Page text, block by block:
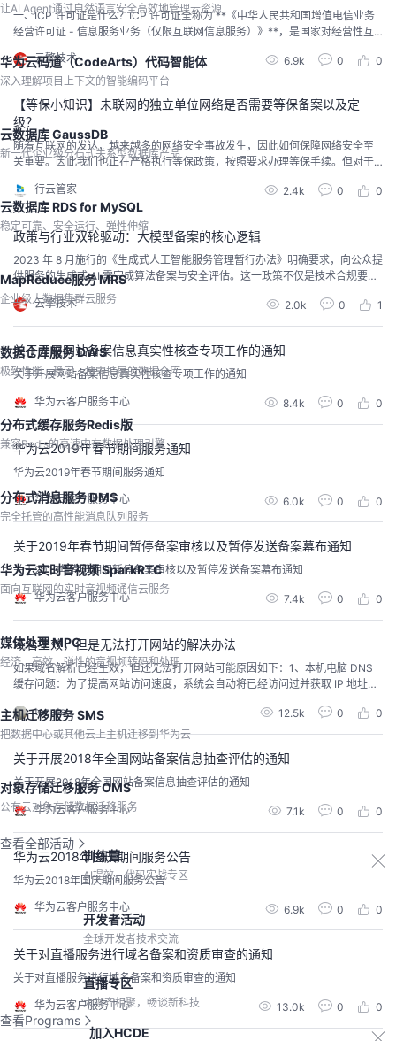
让AI Agent通过自然语言安全高效地管理云资源
华为云码道（CodeArts）代码智能体
深入理解项目上下文的智能编码平台
云数据库 GaussDB
新一代企业级分布式关系型数据库产品
云数据库 RDS for MySQL
稳定可靠、安全运行、弹性伸缩
MapReduce服务 MRS
企业级大数据集群云服务
数据仓库服务 DWS
极致性能、稳定、按需扩展的数据仓库
分布式缓存服务Redis版
兼容Redis的高速内存数据处理引擎
分布式消息服务 DMS
完全托管的高性能消息队列服务
华为云实时音视频 SparkRTC
面向互联网的实时音视频通信云服务
媒体处理 MPC
经济、高效、弹性的音视频转码和处理
主机迁移服务 SMS
把数据中心或其他云上主机迁移到华为云
对象存储迁移服务 OMS
公有云对象存储数据迁移服务
查看全部活动
训练营
AI提效，代码实战专区
开发者活动
全球开发者技术交流
直播专区
大咖齐相聚，畅谈新科技
查看Programs
加入HCDE
一、ICP 许可证是什么？ICP 许可证全称为 **《中华人民共和国增值电信业务
经营许可证 - 信息服务业务（仅限互联网信息服务）》**，是国家对经营性互
管理办法》，所有通过互联网向用户提供有偿信息、广告盈利或在线服务的经
营性网站，必须取得 ICP 许可证，否则将面临 10 万元以上 100 万元以下罚
云擎技术 6.9k 0 0
【等保小知识】未联网的独立单位网络是否需要等保备案以及定
级？
随着互联网的发达，越来越多的网络安全事故发生，因此如何保障网络安全至
关重要。因此我们也正在严格执行等保政策，按照要求办理等保手续。但对于
保备案以及定级？答案仅供参考哈！未联网的独立单位网络是否需要等保备案
以及定级？【回答】：根据我国等保政策规定，未联网的独立单位网络也需要
办理等保备案以及等保定级。原因有两个，首先所有非涉密系...
行云管家 2.4k 0 0
政策与行业双轮驱动：大模型备案的核心逻辑
2023 年 8 月施行的《生成式人工智能服务管理暂行办法》明确要求，向公众提
供服务的生成式 AI 需完成算法备案与安全评估。这一政策不仅是技术合规要
求，更标志着大模型正式进入 **「产业级应用」阶段。正如腾讯集团副总裁李
强在 4 月 18 日成都峰会上所言：「大模型已成为政企智能化转型的最大变量」
**，其价值正在从技术验证转向业务重塑。🔥 备案政策的三大核心影响安全合
云擎技术 2.0k 0 1
关于开展网站备案信息真实性核查专项工作的通知
关于开展网站备案信息真实性核查专项工作的通知
华为云客户服务中心 8.4k 0 0
华为云2019年春节期间服务通知
华为云2019年春节期间服务通知
华为云客户服务中心 6.0k 0 0
关于2019年春节期间暂停备案审核以及暂停发送备案幕布通知
关于2019年春节期间暂停备案审核以及暂停发送备案幕布通知
华为云客户服务中心 7.4k 0 0
域名生效，但是无法打开网站的解决办法
如果域名解析已经生效，但还无法打开网站可能原因如下：1、本机电脑 DNS
缓存问题：为了提高网站访问速度，系统会自动将已经访问过并获取 IP 地址的
S 服务器而直接从本机电脑 DNS 缓存取出该网站的IP 地址进行访问。所以，如
果本机电脑 DNS 缓存出现了问题，会导致网站无法访问。可以在“运行”中输入
tacats 12.5k 0 0
关于开展2018年全国网站备案信息抽查评估的通知
关于开展2018年全国网站备案信息抽查评估的通知
华为云客户服务中心 7.1k 0 0
华为云2018年国庆期间服务公告
华为云2018年国庆期间服务公告
华为云客户服务中心 6.9k 0 0
关于对直播服务进行域名备案和资质审查的通知
关于对直播服务进行域名备案和资质审查的通知
华为云客户服务中心 13.0k 0 0